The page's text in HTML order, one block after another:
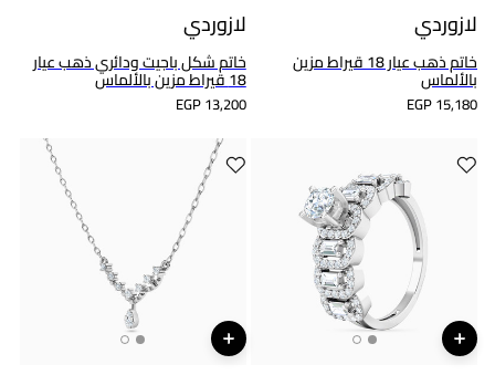
لازوردي
خاتم ذهب عيار 18 قيراط مزين
بالألماس
EGP 15,180
لازوردي
خاتم شكل باجيت ودائري ذهب عيار
18 قيراط مزين بالألماس
EGP 13,200